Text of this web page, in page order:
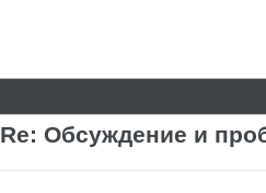
Re: Обсуждение и